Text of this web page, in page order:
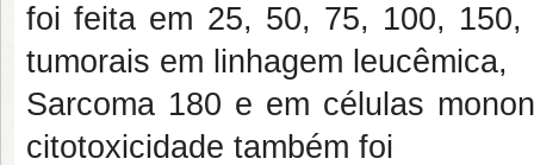
foi feita em 25, 50, 75, 100,
tumorais em linhagem leucêmica,
Sarcoma 180 e em células
citotoxicidade também foi